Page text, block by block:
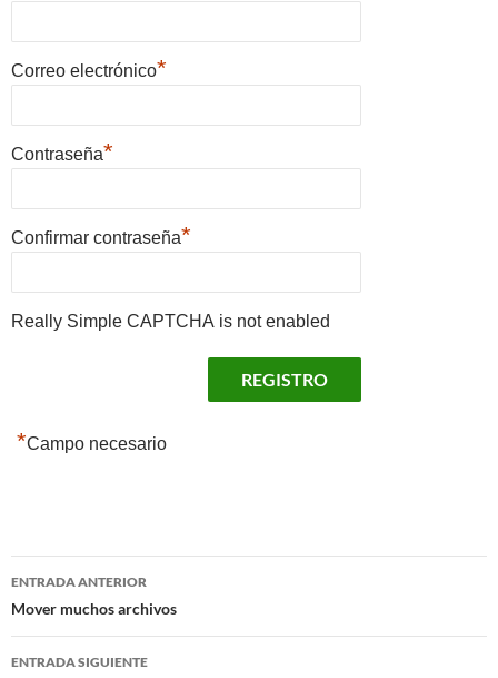
Correo electrónico*
Contraseña*
Confirmar contraseña*
Really Simple CAPTCHA is not enabled
*Campo necesario
Navegación
de
entradas
ENTRADA ANTERIOR
Mover muchos archivos
ENTRADA SIGUIENTE